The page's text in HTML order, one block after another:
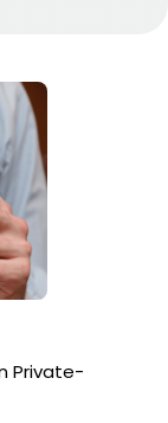
Private-